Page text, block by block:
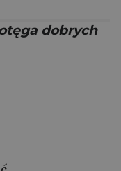
dobrych